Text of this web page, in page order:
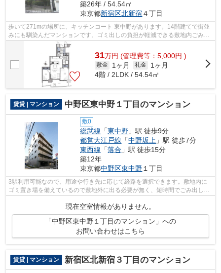
築26年 / 54.54㎡
東京都新宿区北新宿４丁目
歩いて271mの場所に、キッチンコート 東中野があります。14階建てで街並
みにも馴染んだマンションです。ゴミ出しの負担が軽減できる敷地内ごみ置
き場付き物件です。こちらの物件はマン...
31万円 (管理費等：5,000円 )
敷金 1ヶ月 礼金
1ヶ月
4階 / 2LDK / 54.54㎡
賃貸 | マンション 中野区東中野１丁目のマンション
敷0
総武線 「東中野 」駅 徒歩9分
都営大江戸線 「中野坂上 」駅 徒歩7分
東西線 「落合 」駅 徒歩15分
築12年
東京都中野区東中野 １丁目
3駅利用可能なので、用途や行き先に応じて経路を選択できます。敷地内に
ゴミ置き場を備えているので敷地外に出る必要が無く、短時間でごみ出しを
現在空室情報がありません。
「中野区東中野１丁目のマンション」への
お問い合わせはこちら
賃貸 | マンション 新宿区北新宿３丁目のマンション